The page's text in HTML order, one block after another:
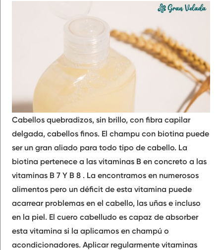
Cabellos quebradizos, sin brillo, con fibra capilar
delgada, cabellos finos. El champu con biotina puede
ser un gran aliado para todo tipo de cabello. La
biotina pertenece a las vitaminas B en concreto a las
vitaminas B 7 Y B 8 . La encontramos en numerosos
alimentos pero un déficit de esta vitamina puede
acarrear problemas en el cabello, las uñas e incluso
en la piel. El cuero cabelludo es capaz de absorber
esta vitamina si la aplicamos en champú o
acondicionadores. Aplicar regularmente vitaminas